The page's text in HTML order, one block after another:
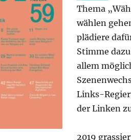
Thema
wählen
plädiere
Stimme
allem
Links-
der Linken
2019